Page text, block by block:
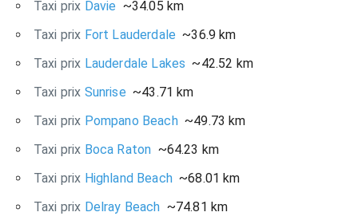
Taxi prix Davie ~34.05 km
Taxi prix Fort Lauderdale ~36.9 km
Taxi prix Lauderdale Lakes ~42.52 km
Taxi prix Sunrise ~43.71 km
Taxi prix Pompano Beach~49.73 km
Taxi prix Boca Raton ~64.23 km
Taxi prix Highland Beach~68.01 km
Taxi prix Delray Beach ~74.81 km